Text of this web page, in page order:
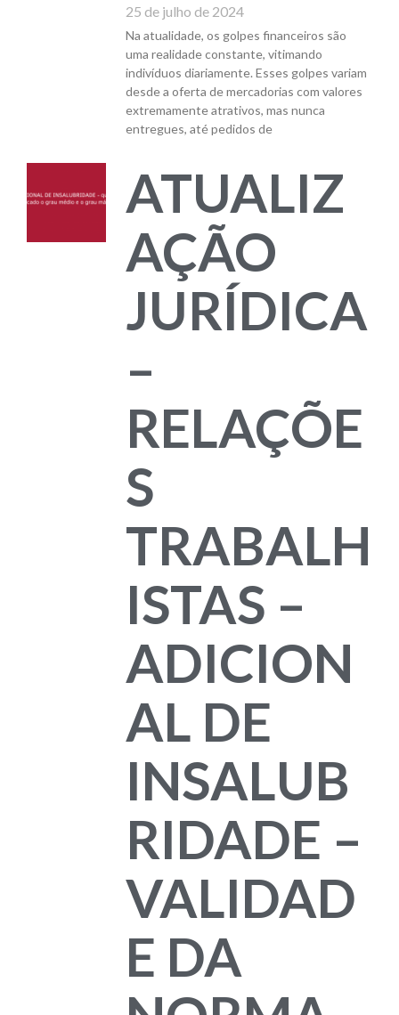
25 de julho de 2024
Na atualidade, os golpes financeiros são
uma realidade constante, vitimando
indivíduos diariamente. Esses golpes variam
desde a oferta de mercadorias com valores
extremamente atrativos, mas nunca
entregues, até pedidos de
ATUALIZ
AÇÃO
JURÍDICA
–
RELAÇÕE
S
TRABALH
ISTAS –
ADICION
AL DE
INSALUB
RIDADE –
VALIDAD
E DA